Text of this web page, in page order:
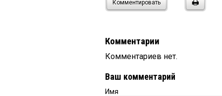
Комментировать
Комментарии
Комментариев нет.
Ваш комментарий
Имя